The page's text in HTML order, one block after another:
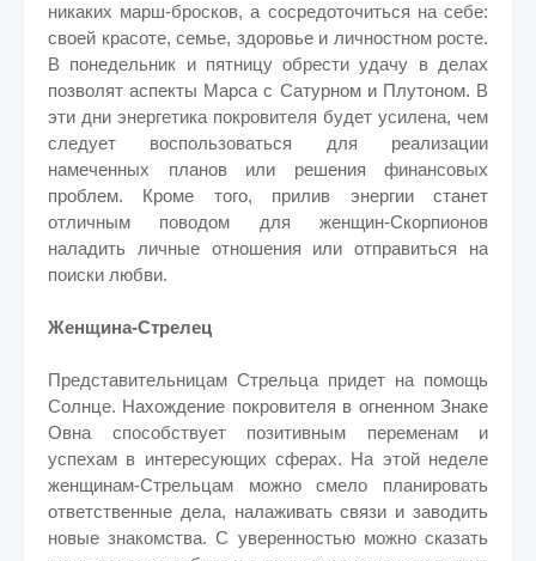
никаких марш-бросков, а сосредоточиться на себе:
своей красоте, семье, здоровье и личностном росте.
В понедельник и пятницу обрести удачу в делах
позволят аспекты Марса с Сатурном и Плутоном. В
эти дни энергетика покровителя будет усилена, чем
следует воспользоваться для реализации
намеченных планов или решения финансовых
проблем. Кроме того, прилив энергии станет
отличным поводом для женщин-Скорпионов
наладить личные отношения или отправиться на
поиски любви.
Женщина-Стрелец
Представительницам Стрельца придет на помощь
Солнце. Нахождение покровителя в огненном Знаке
Овна способствует позитивным переменам и
успехам в интересующих сферах. На этой неделе
женщинам-Стрельцам можно смело планировать
ответственные дела, налаживать связи и заводить
новые знакомства. С уверенностью можно сказать